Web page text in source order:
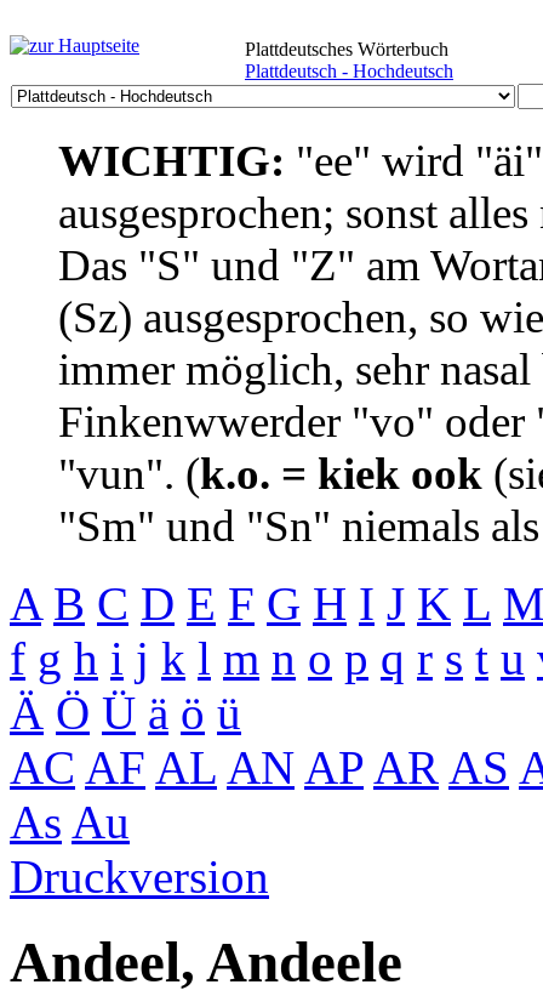
Plattdeutsches Wörterbuch
Plattdeutsch - Hochdeutsch
WICHTIG: "ee" wird
ausgesprochen; sonst
Das "S" und "Z" am
(Sz) ausgesprochen, so
immer möglich, sehr
Finkenwwerder "vo"
"vun". (k.o. = kiek ook
"Sm" und "Sn" niemals
A B C D E F G H I J K L
f g h i j k l m n o p q r s t u
Ä Ö Ü ä ö ü
AC AF AL AN AP AR AS
As Au
Druckversion
Andeel, Andeele